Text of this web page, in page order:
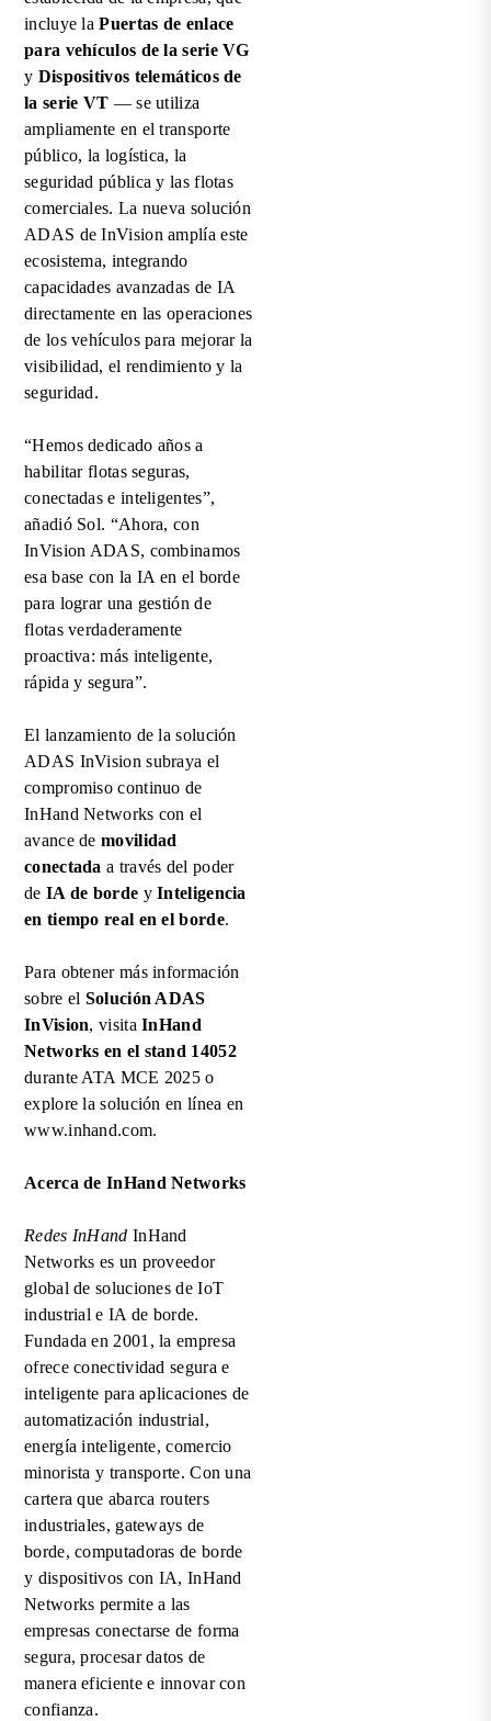
incluye laPuertas de enlace
para vehículos de la serie VG
y Dispositivos telemáticos de
la serie VT — se utiliza
ampliamente en el transporte
público, la logística, la
seguridad pública y las flotas
comerciales. La nueva solución
ADAS de InVision amplía este
ecosistema, integrando
capacidades avanzadas de IA
directamente en las operaciones
de los vehículos para mejorar la
visibilidad, el rendimiento y la
seguridad.
“Hemos dedicado años a
habilitar flotas seguras,
conectadas e inteligentes”,
añadió Sol. “Ahora, con
InVision ADAS, combinamos
esa base con la IA en el borde
para lograr una gestión de
flotas verdaderamente
proactiva: más inteligente,
rápida y segura”.
El lanzamiento de la solución
ADAS InVision subraya el
compromiso continuo de
InHand Networks con el
avance de movilidad
conectada a través del poder
de IA de borde yInteligencia
en tiempo real en el borde.
Para obtener más información
sobre el Solución ADAS
InVision, visitaInHand
Networks en el stand 14052
durante ATA MCE 2025 o
explore la solución en línea en
www.inhand.com.
Acerca de InHand Networks
Redes InHand InHand
Networks es un proveedor
global de soluciones de IoT
industrial e IA de borde.
Fundada en 2001, la empresa
ofrece conectividad segura e
inteligente para aplicaciones de
automatización industrial,
energía inteligente, comercio
minorista y transporte. Con una
cartera que abarca routers
industriales, gateways de
borde, computadoras de borde
y dispositivos con IA, InHand
Networks permite a las
empresas conectarse de forma
segura, procesar datos de
manera eficiente e innovar con
confianza.